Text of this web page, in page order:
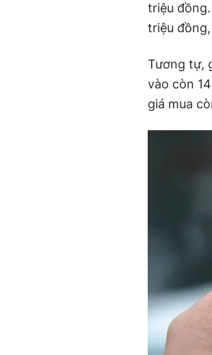
triệu
triệu
Tương tự,
vào còn
giá mua